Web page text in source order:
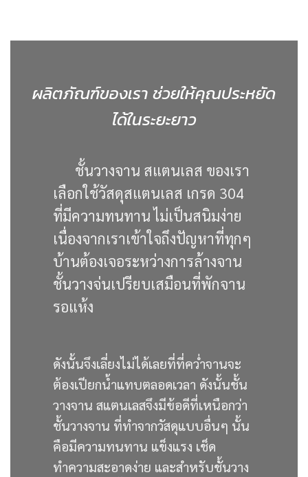
ผลิตภัณฑ์ของเรา ช่วยให้คุณประหยัด
ได้ในระยะยาว
ชั้นวางจาน สแตนเลส ของเรา
เลือกใช้วัสดุสแตนเลส เกรด 304
ที่มีความทนทาน ไม่เป็นสนิมง่าย
เนื่องจากเราเข้าใจถึงปัญหาที่ทุกๆ
บ้านต้องเจอระหว่างการล้างจาน
ชั้นวางจ่นเปรียบเสมือนที่พักจาน
รอแห้ง
ดังนั้นจึงเลี่ยงไม่ได้เลยที่ที่คว่ำจานจะ
ต้องเปียกน้ำแทบตลอดเวลา ดังนั้นชั้น
วางจาน สแตนเลสจึงมีข้อดีที่เหนือกว่า
ชั้นวางจาน ที่ทำจากวัสดุแบบอื่นๆ นั้น
คือมีความทนทาน แข็งแรง เช็ด
ทำความสะอาดง่าย และสำหรับชั้นวาง